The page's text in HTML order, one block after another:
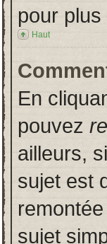
pour plus
Haut
En
pouvez
ailleurs,
sujet est
sujet